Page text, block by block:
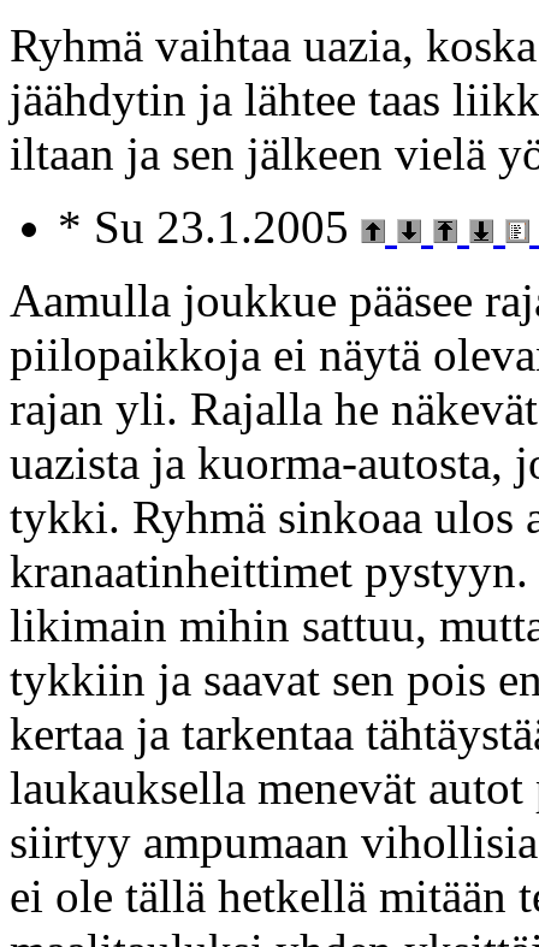
Ryhmä vaihtaa uazia,
jäähdytin ja lähtee taas
iltaan ja sen jälkeen vielä
* Su 23.1.2005
Aamulla joukkue pääsee
piilopaikkoja ei näytä
rajan yli. Rajalla he
uazista ja kuorma-autosta,
tykki. Ryhmä sinkoaa ulos
kranaatinheittimet pystyyn.
likimain mihin sattuu,
tykkiin ja saavat sen pois
kertaa ja tarkentaa
laukauksella menevät
siirtyy ampumaan
ei ole tällä hetkellä mitään